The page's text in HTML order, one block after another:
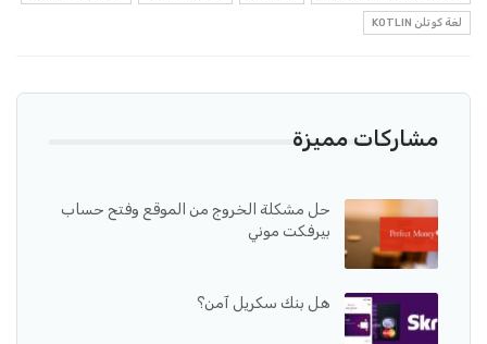
لغة كوتلن KOTLIN
مشاركات مميزة
حل مشكلة الخروج من الموقع وفتح حساب
بيرفكت موني
هل بنك سكريل آمن؟